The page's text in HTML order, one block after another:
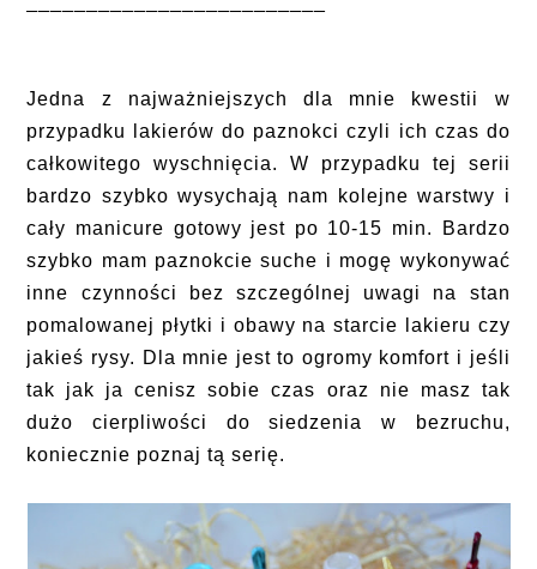
Jedna z najważniejszych dla mnie kwestii w
przypadku lakierów do paznokci czyli ich czas do
całkowitego wyschnięcia. W przypadku tej serii
bardzo szybko wysychają nam kolejne warstwy i
cały manicure gotowy jest po 10-15 min. Bardzo
szybko mam paznokcie suche i mogę wykonywać
inne czynności bez szczególnej uwagi na stan
pomalowanej płytki i obawy na starcie lakieru czy
jakieś rysy. Dla mnie jest to ogromy komfort i jeśli
tak jak ja cenisz sobie czas oraz nie masz tak
dużo cierpliwości do siedzenia w bezruchu,
koniecznie poznaj tą serię.